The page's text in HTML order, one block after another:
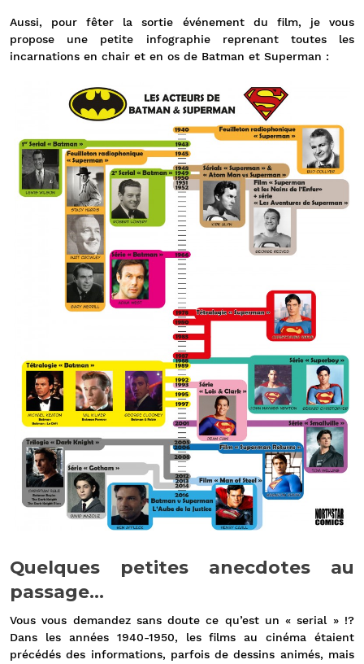
Aussi, pour fêter la sortie événement du film, je vous
propose une petite infographie reprenant toutes les
incarnations en chair et en os de Batman et Superman :
Quelques petites anecdotes au
passage…
Vous vous demandez sans doute ce qu’est un « serial » !?
Dans les années 1940-1950, les films au cinéma étaient
précédés des informations, parfois de dessins animés, mais